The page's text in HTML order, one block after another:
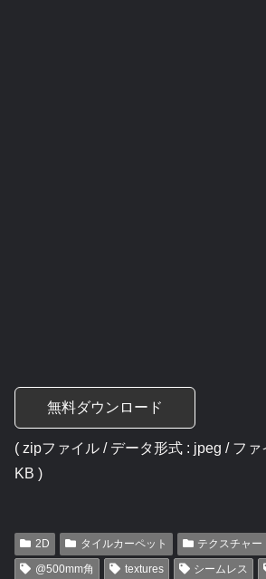
無料ダウンロード
( zipファイル / データ形式 : jpeg / フ
KB )
2D タイルカーペット テクスチャー
@500mm角
textures シームレス